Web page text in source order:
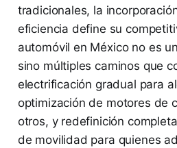
tradicionales, la
eficiencia define su
automóvil en México no es
sino múltiples caminos que
electrificación gradual para
optimización de motores de
otros, y redefinición
de movilidad para quienes